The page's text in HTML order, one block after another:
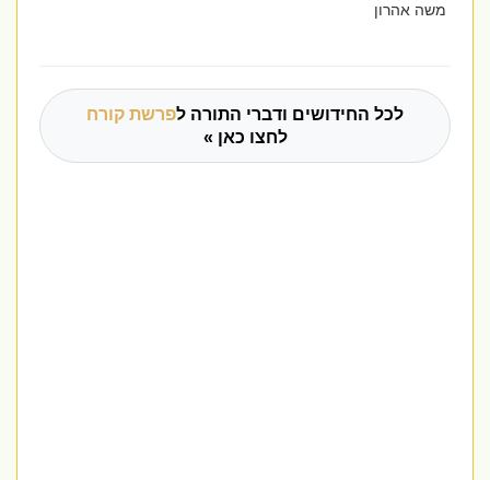
משה אהרון
לכל החידושים ודברי התורה לפרשת קורח
לחצו כאן »